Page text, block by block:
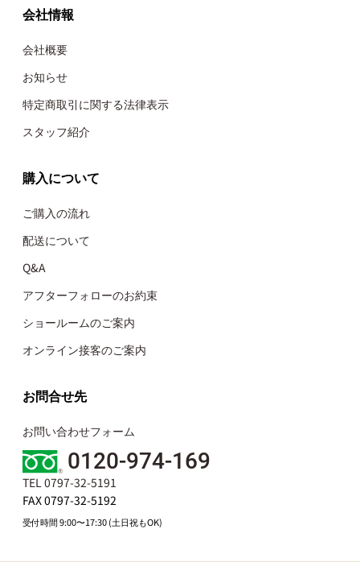
会社情報
会社概要
お知らせ
特定商取引に関する法律表示
スタッフ紹介
購入について
ご購入の流れ
配送について
Q&A
アフターフォローのお約束
ショールームのご案内
オンライン接客のご案内
お問合せ先
お問い合わせフォーム
0120-974-169
TEL 0797-32-5191
FAX 0797-32-5192
受付時間 9:00〜17:30 (土日祝もOK)